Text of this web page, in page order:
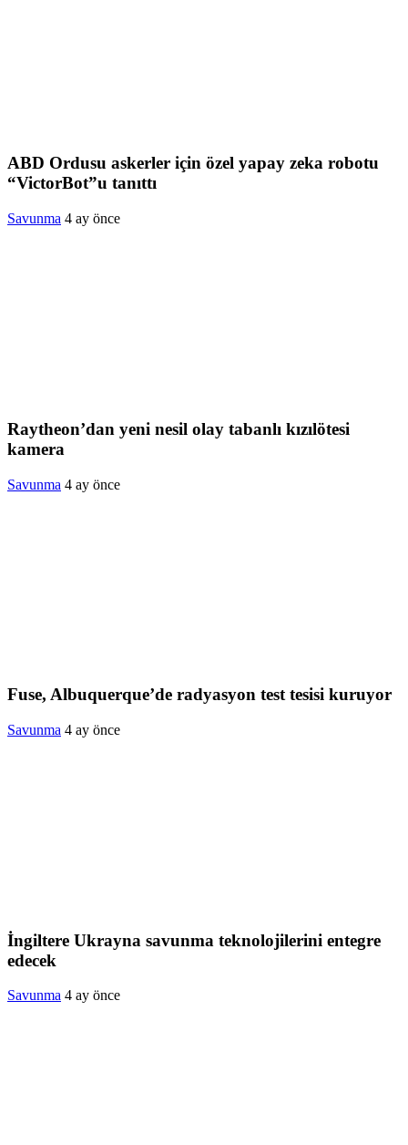
ABD Ordusu askerler için özel yapay zeka robotu
“VictorBot”u tanıttı
Savunma 4 ay önce
Raytheon’dan yeni nesil olay tabanlı kızılötesi
kamera
Savunma 4 ay önce
Fuse, Albuquerque’de radyasyon test tesisi kuruyor
Savunma 4 ay önce
İngiltere Ukrayna savunma teknolojilerini entegre
edecek
Savunma 4 ay önce